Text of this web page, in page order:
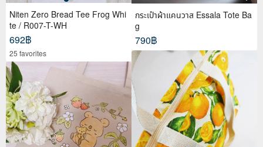
Niten Zero Bread Tee Frog Whi
te / R007-T-WH
692฿
25 favorites
กระเป๋าผ้าแคนวาส Essala Tote Ba
g
790฿